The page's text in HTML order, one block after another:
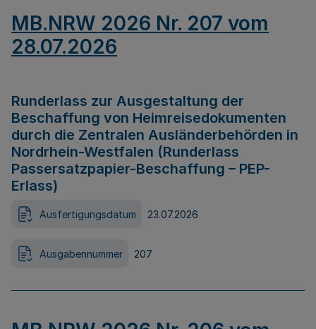
MB.NRW 2026 Nr. 207 vom
28.07.2026
Runderlass zur Ausgestaltung der
Beschaffung von Heimreisedokumenten
durch die Zentralen Ausländerbehörden in
Nordrhein-Westfalen (Runderlass
Passersatzpapier-Beschaffung – PEP-
Erlass)
Ausfertigungsdatum 23.07.2026
Ausgabennummer 207